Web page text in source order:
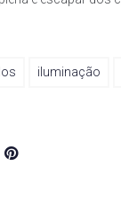
iluminação
Pinterest